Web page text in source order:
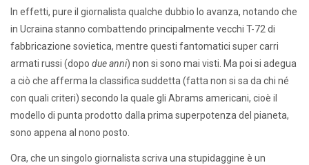
In effetti, pure il giornalista qualche dubbio lo avanza, notando che
in Ucraina stanno combattendo principalmente vecchi T-72 di
fabbricazione sovietica, mentre questi fantomatici super carri
armati russi (dopo due anni) non si sono mai visti. Ma poi si adegua
a ciò che afferma la classifica suddetta (fatta non si sa da chi né
con quali criteri) secondo la quale gli Abrams americani, cioè il
modello di punta prodotto dalla prima superpotenza del pianeta,
sono appena al nono posto.
Ora, che un singolo giornalista scriva una stupidaggine è un